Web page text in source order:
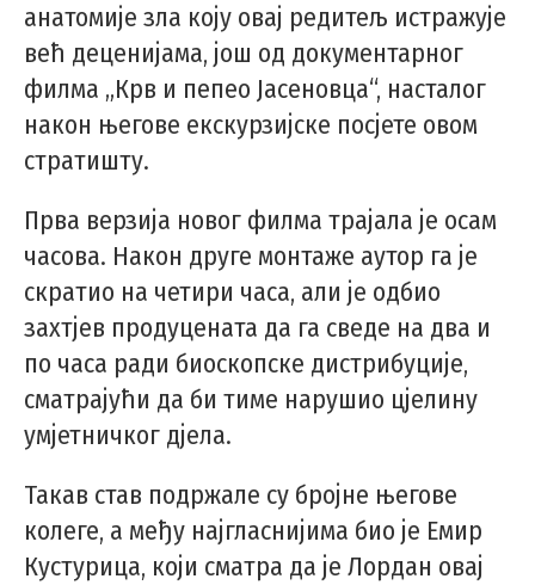
анатомије зла коју овај редитељ истражује
већ деценијама, још од документарног
филма „Крв и пепео Јасеновца“, насталог
након његове екскурзијске посјете овом
стратишту.
Прва верзија новог филма трајала је осам
часова. Након друге монтаже аутор га је
скратио на четири часа, али је одбио
захтјев продуцената да га сведе на два и
по часа ради биоскопске дистрибуције,
сматрајући да би тиме нарушио цјелину
умјетничког дјела.
Такав став подржале су бројне његове
колеге, а међу најгласнијима био је Емир
Кустурица, који сматра да је Лордан овај